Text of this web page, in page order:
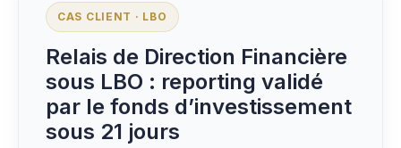
CAS CLIENT · LBO
Relais de Direction Financière
sous LBO : reporting validé
par le fonds d’investissement
sous 21 jours